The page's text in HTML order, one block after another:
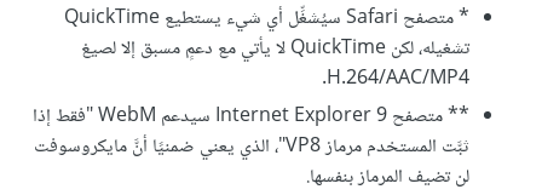
* متصفح Safari سيُشغِّل أي شيء يستطيع QuickTime
تشغيله، لكن QuickTime لا يأتي مع دعمٍ مسبق إلا لصيغ
H.264/AAC/MP4.
** متصفح Internet Explorer 9 سيدعم WebM "فقط إذا
ثبَّت المستخدم مرماز VP8"، الذي يعني ضمنيًا أنَّ مايكروسوفت
لن تضيف المرماز بنفسها.